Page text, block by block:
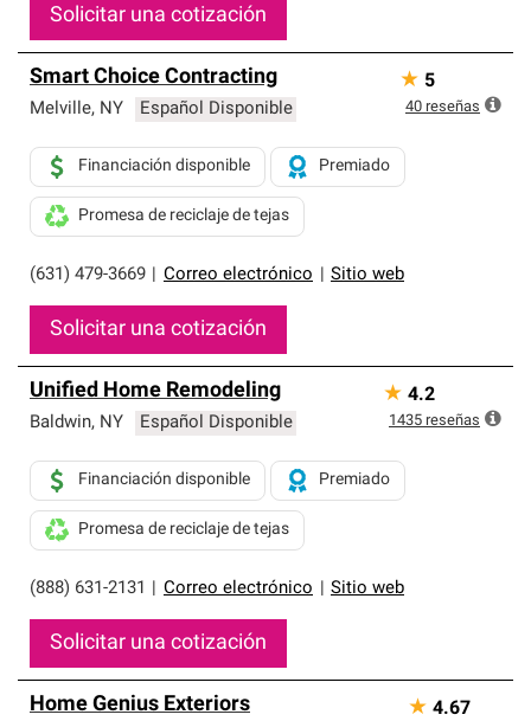
Solicitar una cotización
Smart Choice Contracting
Melville, NY Español Disponible
(631) 479-3669 Correo electrónico Sitio web
Financiación disponible Premiado
Promesa de reciclaje de tejas
Solicitar una cotización
★ 5
40 reseñas
Unified Home Remodeling
Baldwin, NY Español Disponible
(888) 631-2131 Correo electrónico Sitio web
Financiación disponible Premiado
Promesa de reciclaje de tejas
Solicitar una cotización
★ 4.2
1435 reseñas
Home Genius Exteriors ★ 4.67